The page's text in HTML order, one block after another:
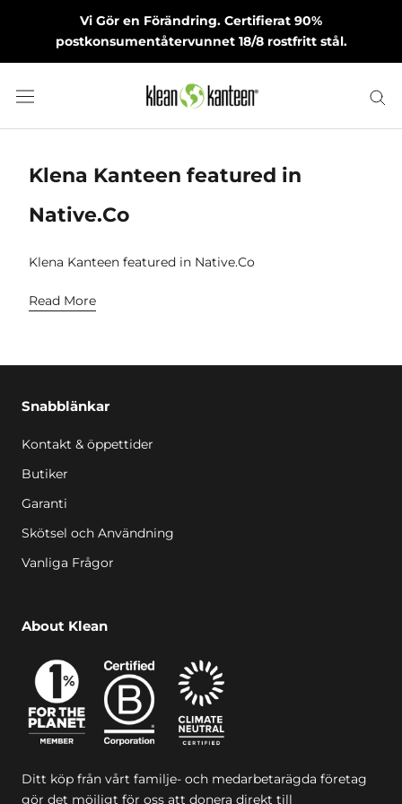
Vi Gör en Förändring. Certifierat 90%
postkonsumentåtervunnet 18/8 rostfritt stål.
Klena Kanteen featured in
Native.Co
Klena Kanteen featured in Native.Co
Read More
Snabblänkar
Kontakt & öppettider
Butiker
Garanti
Skötsel och Användning
Vanliga Frågor
About Klean
Ditt köp från vårt familje- och medarbetarägda företag
gör det möjligt för oss att donera direkt till